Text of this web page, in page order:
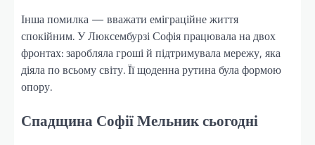
Інша помилка — вважати еміграційне життя
спокійним. У Люксембурзі Софія працювала на двох
фронтах: заробляла гроші й підтримувала мережу, яка
діяла по всьому світу. Її щоденна рутина була формою
опору.
Спадщина Софії Мельник сьогодні